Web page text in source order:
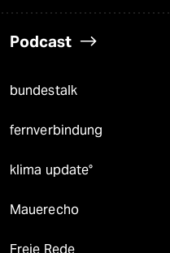
Podcast
bundestalk
fernverbindung
klima update°
Mauerecho
Freie Rede